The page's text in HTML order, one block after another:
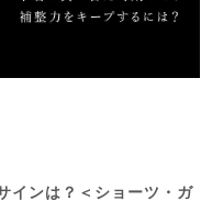
インは？＜ショーツ・ガ